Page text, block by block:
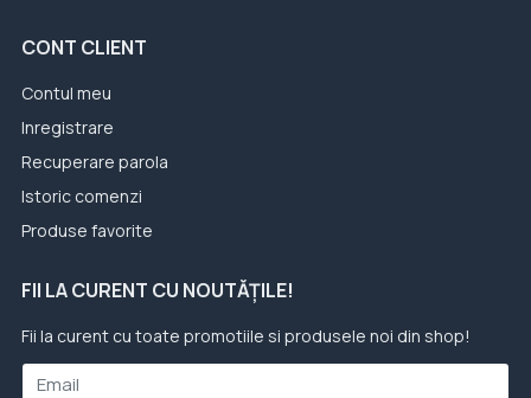
CONT CLIENT
Contul meu
Inregistrare
Recuperare parola
Istoric comenzi
Produse favorite
FII LA CURENT CU NOUTĂȚILE!
Fii la curent cu toate promotiile si produsele noi din shop!
Email